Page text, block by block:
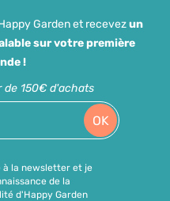
Garden et recevezun
sur votre première
!
de 150€ d'achats
OK
la newsletter et je
de la
d'Happy Garden